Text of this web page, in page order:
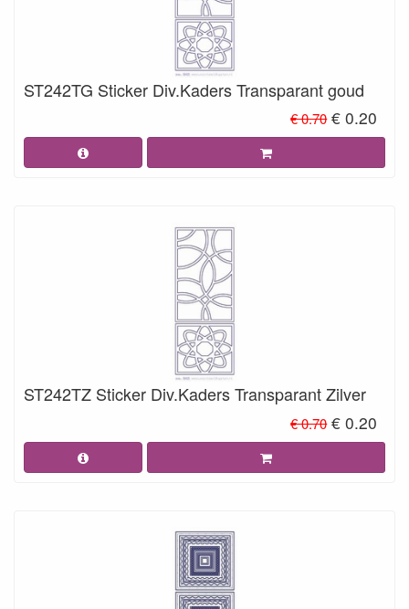
ST242TG Sticker Div.Kaders Transparant goud
€ 0.70 € 0.20
ST242TZ Sticker Div.Kaders Transparant Zilver
€ 0.70 € 0.20